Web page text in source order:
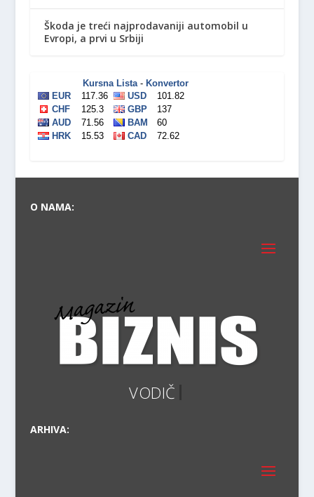
Škoda je treći najprodavaniji automobil u
Evropi, a prvi u Srbiji
O NAMA:
ARHIVA: